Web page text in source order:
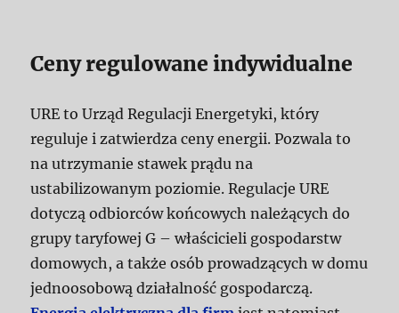
Ceny regulowane indywidualne
URE to Urząd Regulacji Energetyki, który
reguluje i zatwierdza ceny energii. Pozwala to
na utrzymanie stawek prądu na
ustabilizowanym poziomie. Regulacje URE
dotyczą odbiorców końcowych należących do
grupy taryfowej G – właścicieli gospodarstw
domowych, a także osób prowadzących w domu
jednoosobową działalność gospodarczą.